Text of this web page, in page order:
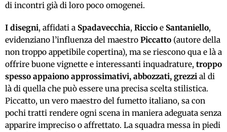
di incontri già di loro poco omogenei.
I disegni, affidati a Spadavecchia, Riccio e Santaniello,
evidenziano l’influenza del maestro Piccatto (autore della
non troppo appetibile copertina), ma se riescono qua e là a
offrire buone vignette e interessanti inquadrature, troppo
spesso appaiono approssimativi, abbozzati, grezzi al di
là di quella che può essere una precisa scelta stilistica.
Piccatto, un vero maestro del fumetto italiano, sa con
pochi tratti rendere ogni scena in maniera adeguata senza
apparire impreciso o affrettato. La squadra messa in piedi